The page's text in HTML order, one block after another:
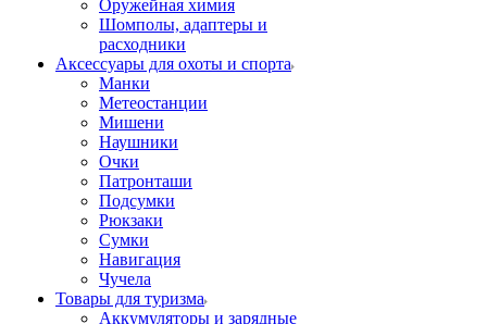
Оружейная химия
Шомполы, адаптеры и
расходники
Аксессуары для охоты и спорта
Манки
Метеостанции
Мишени
Наушники
Очки
Патронташи
Подсумки
Рюкзаки
Сумки
Навигация
Чучела
Товары для туризма
Аккумуляторы и зарядные